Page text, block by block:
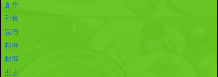
創作
和食
宝石
料理
料理
歴史